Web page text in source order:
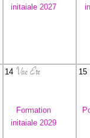
initaiale 2027
14 Vac Eté
Formation
initaiale 2029
15